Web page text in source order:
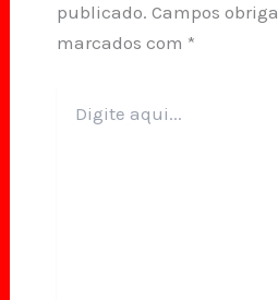
publicado. Campos
marcados com *
aqui...